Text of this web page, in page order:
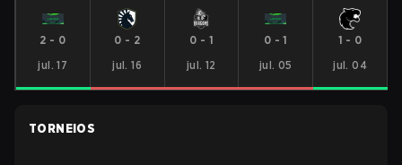
2 - 0
jul. 17
0 - 2
jul. 16
0 - 1
jul. 12
0 -1
jul. 05
1 - 0
jul. 04
TORNEIOS